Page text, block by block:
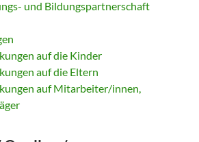
und Bildungspartnerschaft
auf die Kinder
auf die Eltern
auf Mitarbeiter/innen,